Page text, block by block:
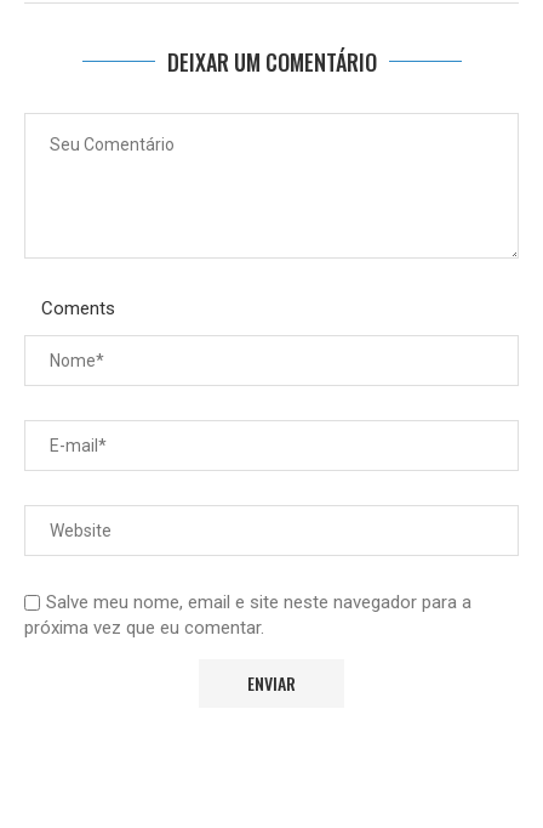
DEIXAR UM COMENTÁRIO
Coments
Salve meu nome, email e site neste navegador para a
próxima vez que eu comentar.